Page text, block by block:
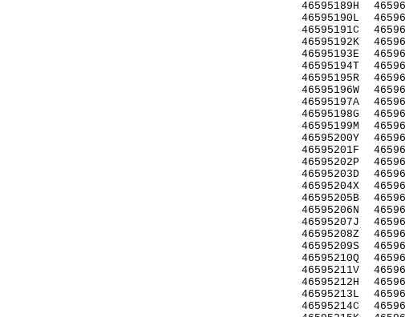
46595189H
46595190L
46595191C
46595192K
46595193E
46595194T
46595195R
46595196W
46595197A
46595198G
46595199M
46595200Y
46595201F
46595202P
46595203D
46595204X
46595205B
46595206N
46595207J
46595208Z
46595209S
46595210Q
46595211V
46595212H
46595213L
46595214C